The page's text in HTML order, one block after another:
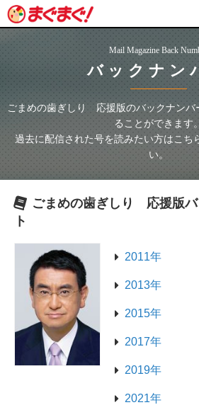
Mail Magazine Back
バックナン
ごまめの歯ぎしり 応援版のバックナンバ
ることができます。
過去に配信された号を読みたい方はこち
い。
ごまめの歯ぎしり 応援版
ト
2011年
2013年
2015年
2017年
2019年
2021年